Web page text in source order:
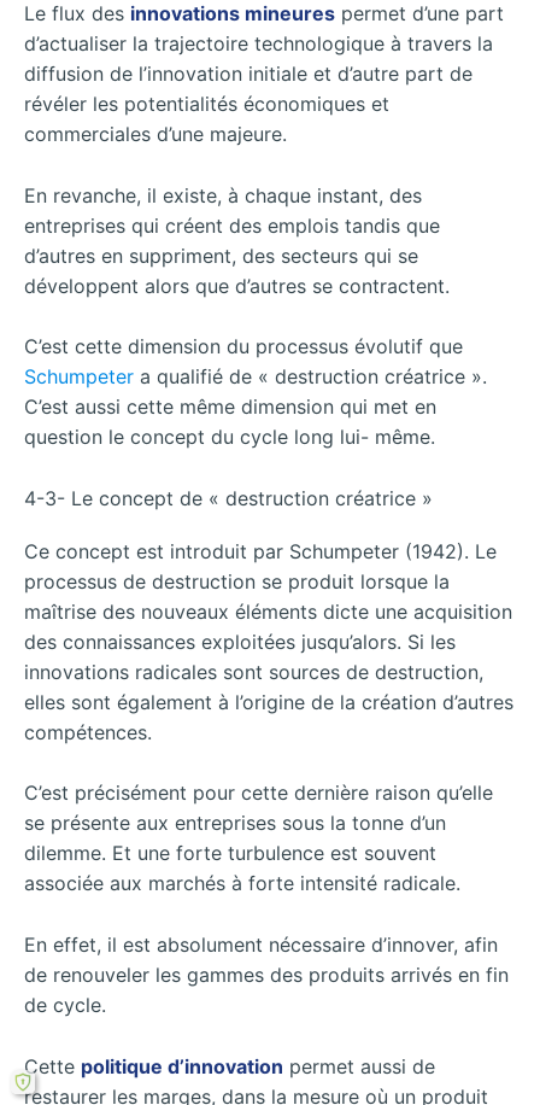
Le flux des innovations mineures permet d’une part
d’actualiser la trajectoire technologique à travers la
diffusion de l’innovation initiale et d’autre part de
révéler les potentialités économiques et
commerciales d’une majeure.
En revanche, il existe, à chaque instant, des
entreprises qui créent des emplois tandis que
d’autres en suppriment, des secteurs qui se
développent alors que d’autres se contractent.
C’est cette dimension du processus évolutif que
Schumpeter a qualifié de « destruction créatrice ».
C’est aussi cette même dimension qui met en
question le concept du cycle long lui- même.
4-3- Le concept de « destruction créatrice »
Ce concept est introduit par Schumpeter (1942). Le
processus de destruction se produit lorsque la
maîtrise des nouveaux éléments dicte une acquisition
des connaissances exploitées jusqu’alors. Si les
innovations radicales sont sources de destruction,
elles sont également à l’origine de la création d’autres
compétences.
C’est précisément pour cette dernière raison qu’elle
se présente aux entreprises sous la tonne d’un
dilemme. Et une forte turbulence est souvent
associée aux marchés à forte intensité radicale.
En effet, il est absolument nécessaire d’innover, afin
de renouveler les gammes des produits arrivés en fin
de cycle.
Cette politique d’innovation permet aussi de
restaurer les marges, dans la mesure où un produit